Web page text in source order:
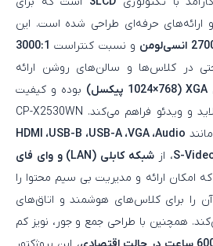
ارائه‌های حرفه‌ای طراحی شده است. این
انسی‌لومن و نسبت کنتراست 3000:1
در کلاس‌ها و سالن‌های روشن ارائه
XGA (1024×768 پیکسل)
بوده و کیفیت
بالایی در نمایش متن، اسلاید و ویدئو فراهم می‌کند. CP-X2530WN
HDMI ،USB-B ،USB-A ،VGA ،Audio
، از
شبکه کابلی (LAN) و وای‌ فای
که امکان ارائه و مدیریت بی‌ سیم محتوا را
آن را برای کلاس‌های هوشمند و اتاق‌های
همچنین با طراحی جمع‌ و جور، نویز کم